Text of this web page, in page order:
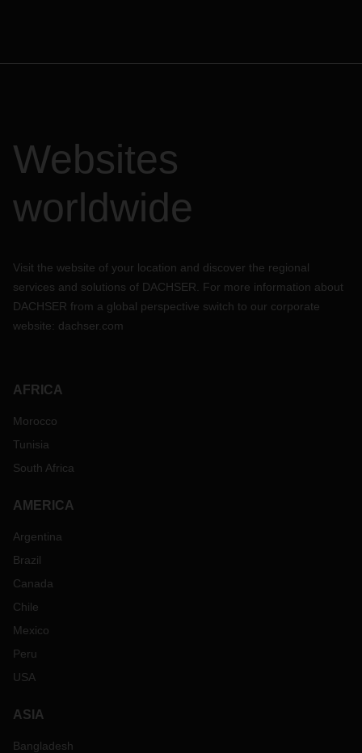
Websites
worldwide
Visit the website of your location and discover the regional
services and solutions of DACHSER. For more information about
DACHSER from a global perspective switch to our corporate
website: dachser.com
AFRICA
Morocco
Tunisia
South Africa
AMERICA
Argentina
Brazil
Canada
Chile
Mexico
Peru
USA
ASIA
Bangladesh